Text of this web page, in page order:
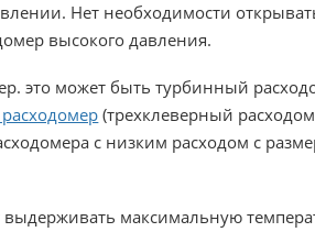
Нет необходимости
высокого давления.
это может быть турбинный
(трехклеверный
с низким расходом с
максимальную